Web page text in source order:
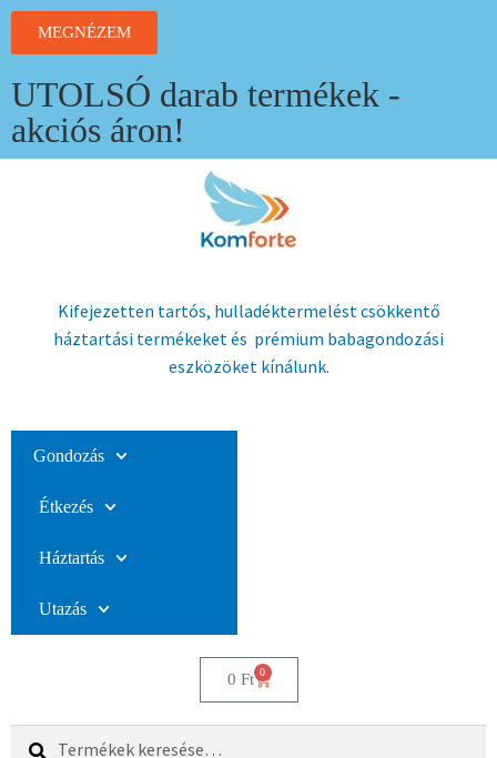
MEGNÉZEM
UTOLSÓ darab termékek -
akciós áron!
Kifejezetten tartós, hulladéktermelést csökkentő
háztartási termékeket és prémium babagondozási
eszközöket kínálunk.
Gondozás
Étkezés
Háztartás
Utazás
0 Ft 0
Keresés